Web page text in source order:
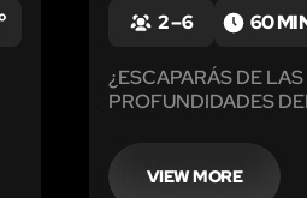
2 – 6 60
¿ESCAPARÁS DE
PROFUNDIDADES
VIEW MORE